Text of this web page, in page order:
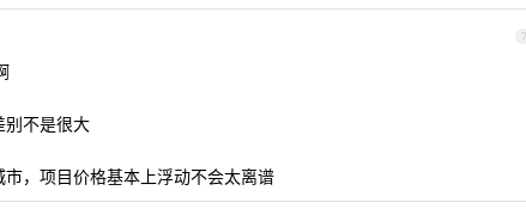
7
别不是很大
，项目价格基本上浮动不会太离谱